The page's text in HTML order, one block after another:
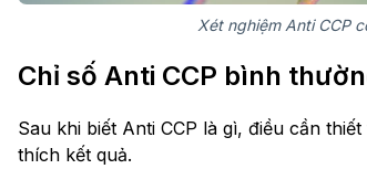
Xét nghiệm Anti CCP
Chỉ số Anti CCP bình
Sau khi biết Anti CCP là gì, điều cần
thích kết quả.